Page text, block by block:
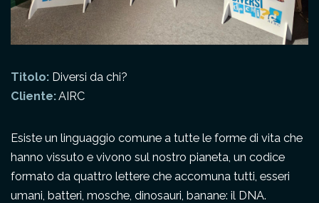
Titolo: Diversi da chi?
Cliente:AIRC
Esiste un linguaggio comune a tutte le forme di vita che
hanno vissuto e vivono sul nostro pianeta, un codice
formato da quattro lettere che accomuna tutti, esseri
umani, batteri, mosche, dinosauri, banane: il DNA.